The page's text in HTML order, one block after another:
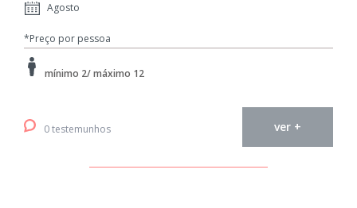
Agosto
*Preço por pessoa
mínimo 2/ máximo 12
0 testemunhos ver +